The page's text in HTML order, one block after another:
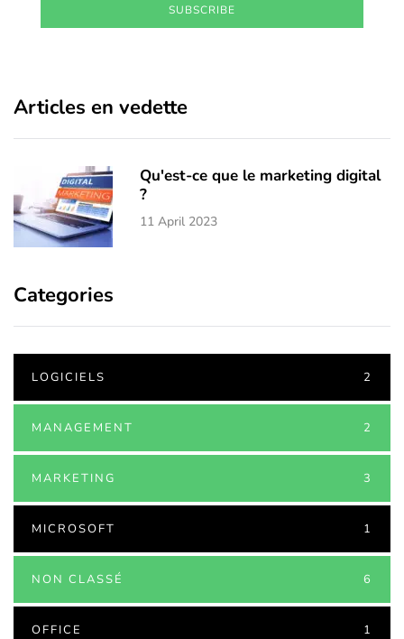
SUBSCRIBE
Articles en vedette
Qu'est-ce que le marketing digital
?
11 April 2023
Categories
LOGICIELS 2
MANAGEMENT 2
MARKETING 3
MICROSOFT 1
NON CLASSÉ 6
OFFICE 1